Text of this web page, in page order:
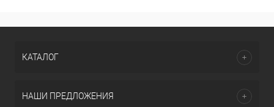
КАТАЛОГ
НАШИ ПРЕДЛОЖЕНИЯ